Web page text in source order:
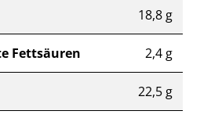
18,8 g
Fettsäuren 2,4 g
22,5 g